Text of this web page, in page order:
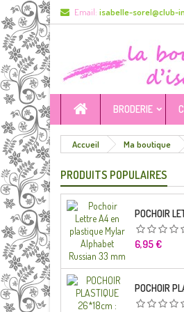
Email: isabelle-sorel@club-
BRODERIE
Accueil Ma boutique
PRODUITS POPULAIRES
Prix
6,95 €